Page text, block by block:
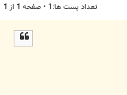
تعداد پست ها:1 • صفحه 1 از 1